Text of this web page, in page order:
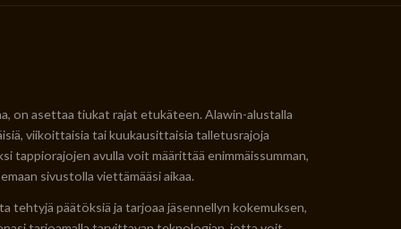
on asettaa tiukat rajat etukäteen. Alawin-alustalla
viikoittaisia tai kuukausittaisia talletusrajoja
tappiorajojen avulla voit määrittää enimmäissumman,
sivustolla viettämääsi aikaa.
tehtyjä päätöksiä ja tarjoaa jäsennellyn kokemuksen,